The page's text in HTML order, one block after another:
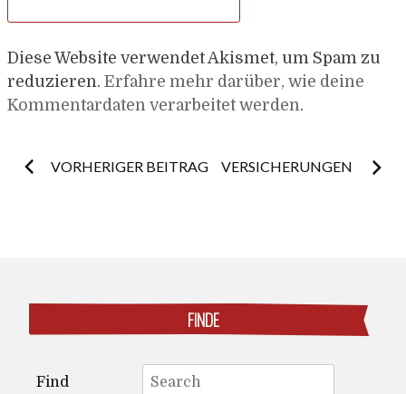
Diese Website verwendet Akismet, um Spam zu
reduzieren. Erfahre mehr darüber, wie deine
Kommentardaten verarbeitet werden.
Post
VORHERIGER BEITRAG VERSICHERUNGEN
FINDE
for:
Find